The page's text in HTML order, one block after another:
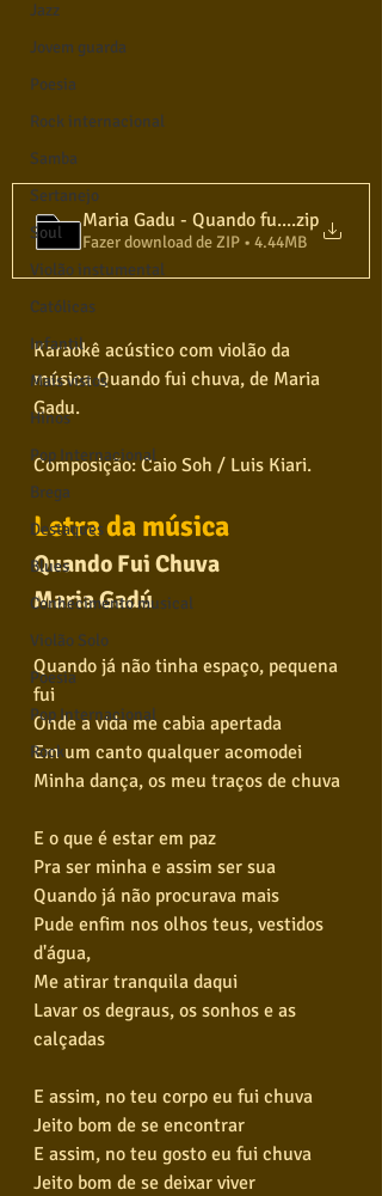
Jazz
Jovem guarda
Poesia
Rock internacional
Samba
Sertanejo
Soul
Violão instumental
Católicas
Infantil
Mais vistos
Hinos
Pop Internacional
Brega
Destaques
Blues
Conhecimento musical
Violão Solo
Poesia
Pop Internacional
Rock
Maria Gadu - Quando fui chuva -
.zip
Fazer download de ZIP • 4.44MB
Karaokê acústico com violão da
música Quando fui chuva, de Maria
Gadu.
Composição: Caio Soh / Luis Kiari.
Letra da música
Quando Fui Chuva
Maria Gadú
Quando já não tinha espaço, pequena
fui
Onde a vida me cabia apertada
Em um canto qualquer acomodei
Minha dança, os meu traços de chuva
E o que é estar em paz
Pra ser minha e assim ser sua
Quando já não procurava mais
Pude enfim nos olhos teus, vestidos
d'água,
Me atirar tranquila daqui
Lavar os degraus, os sonhos e as
calçadas
E assim, no teu corpo eu fui chuva
Jeito bom de se encontrar
E assim, no teu gosto eu fui chuva
Jeito bom de se deixar viver